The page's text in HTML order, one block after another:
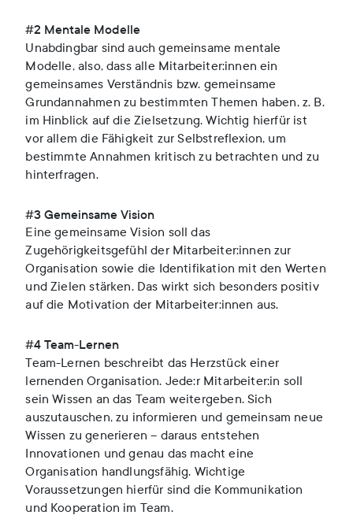
#2 Mentale Modelle
Unabdingbar sind auch gemeinsame mentale
Modelle, also, dass alle Mitarbeiter:innen ein
gemeinsames Verständnis bzw. gemeinsame
Grundannahmen zu bestimmten Themen haben, z. B.
im Hinblick auf die Zielsetzung. Wichtig hierfür ist
vor allem die Fähigkeit zur Selbstreflexion, um
bestimmte Annahmen kritisch zu betrachten und zu
hinterfragen.
#3 Gemeinsame Vision
Eine gemeinsame Vision soll das
Zugehörigkeitsgefühl der Mitarbeiter:innen zur
Organisation sowie die Identifikation mit den Werten
und Zielen stärken. Das wirkt sich besonders positiv
auf die Motivation der Mitarbeiter:innen aus.
#4 Team-Lernen
Team-Lernen beschreibt das Herzstück einer
lernenden Organisation. Jede:r Mitarbeiter:in soll
sein Wissen an das Team weitergeben. Sich
auszutauschen, zu informieren und gemeinsam neue
Wissen zu generieren – daraus entstehen
Innovationen und genau das macht eine
Organisation handlungsfähig. Wichtige
Voraussetzungen hierfür sind die Kommunikation
und Kooperation im Team.